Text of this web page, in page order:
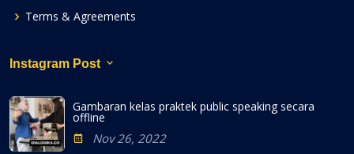
Terms & Agreements
Instagram Post
Gambaran kelas praktek public speaking secara
offline
Nov 26, 2022